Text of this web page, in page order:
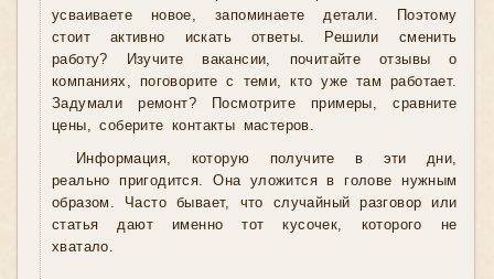
усваиваете новое, запоминаете детали. Поэтому
стоит активно искать ответы. Решили сменить
работу? Изучите вакансии, почитайте отзывы о
компаниях, поговорите с теми, кто уже там работает.
Задумали ремонт? Посмотрите примеры, сравните
цены, соберите контакты мастеров.
Информация, которую получите в эти дни,
реально пригодится. Она уложится в голове нужным
образом. Часто бывает, что случайный разговор или
статья дают именно тот кусочек, которого не
хватало.